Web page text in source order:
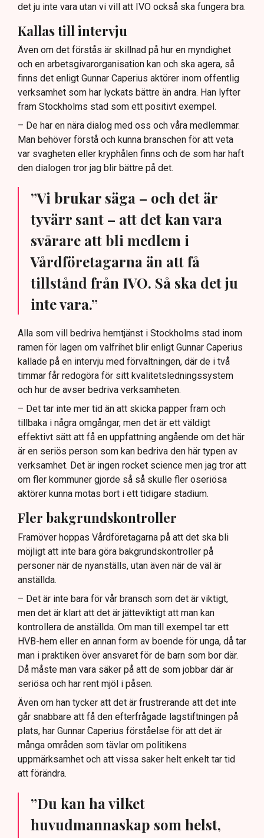
det ju inte vara utan vi vill att IVO också ska fungera bra.
Kallas till intervju
Även om det förstås är skillnad på hur en myndighet
och en arbetsgivarorganisation kan och ska agera, så
finns det enligt Gunnar Caperius aktörer inom offentlig
verksamhet som har lyckats bättre än andra. Han lyfter
fram Stockholms stad som ett positivt exempel.
– De har en nära dialog med oss och våra medlemmar.
Man behöver förstå och kunna branschen för att veta
var svagheten eller kryphålen finns och de som har haft
den dialogen tror jag blir bättre på det.
”Vi brukar säga – och det är
tyvärr sant – att det kan vara
svårare att bli medlem i
Vårdföretagarna än att få
tillstånd från IVO. Så ska det ju
inte vara.”
Alla som vill bedriva hemtjänst i Stockholms stad inom
ramen för lagen om valfrihet blir enligt Gunnar Caperius
kallade på en intervju med förvaltningen, där de i två
timmar får redogöra för sitt kvalitetsledningssystem
och hur de avser bedriva verksamheten.
– Det tar inte mer tid än att skicka papper fram och
tillbaka i några omgångar, men det är ett väldigt
effektivt sätt att få en uppfattning angående om det här
är en seriös person som kan bedriva den här typen av
verksamhet. Det är ingen rocket science men jag tror att
om fler kommuner gjorde så så skulle fler oseriösa
aktörer kunna motas bort i ett tidigare stadium.
Fler bakgrundskontroller
Framöver hoppas Vårdföretagarna på att det ska bli
möjligt att inte bara göra bakgrundskontroller på
personer när de nyanställs, utan även när de väl är
anställda.
– Det är inte bara för vår bransch som det är viktigt,
men det är klart att det är jätteviktigt att man kan
kontrollera de anställda. Om man till exempel tar ett
HVB-hem eller en annan form av boende för unga, då tar
man i praktiken över ansvaret för de barn som bor där.
Då måste man vara säker på att de som jobbar där är
seriösa och har rent mjöl i påsen.
Även om han tycker att det är frustrerande att det inte
går snabbare att få den efterfrågade lagstiftningen på
plats, har Gunnar Caperius förståelse för att det är
många områden som tävlar om politikens
uppmärksamhet och att vissa saker helt enkelt tar tid
att förändra.
”Du kan ha vilket
huvudmannaskap som helst,